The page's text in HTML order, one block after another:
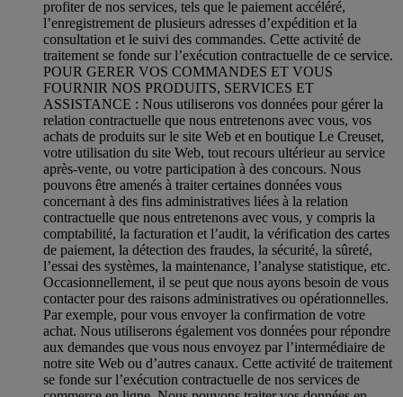
profiter de nos services, tels que le paiement accéléré,
l’enregistrement de plusieurs adresses d’expédition et la
consultation et le suivi des commandes. Cette activité de
traitement se fonde sur l’exécution contractuelle de ce service.
POUR GERER VOS COMMANDES ET VOUS
FOURNIR NOS PRODUITS, SERVICES ET
ASSISTANCE : Nous utiliserons vos données pour gérer la
relation contractuelle que nous entretenons avec vous, vos
achats de produits sur le site Web et en boutique Le Creuset,
votre utilisation du site Web, tout recours ultérieur au service
après-vente, ou votre participation à des concours. Nous
pouvons être amenés à traiter certaines données vous
concernant à des fins administratives liées à la relation
contractuelle que nous entretenons avec vous, y compris la
comptabilité, la facturation et l’audit, la vérification des cartes
de paiement, la détection des fraudes, la sécurité, la sûreté,
l’essai des systèmes, la maintenance, l’analyse statistique, etc.
Occasionnellement, il se peut que nous ayons besoin de vous
contacter pour des raisons administratives ou opérationnelles.
Par exemple, pour vous envoyer la confirmation de votre
achat. Nous utiliserons également vos données pour répondre
aux demandes que vous nous envoyez par l’intermédiaire de
notre site Web ou d’autres canaux. Cette activité de traitement
se fonde sur l’exécution contractuelle de nos services de